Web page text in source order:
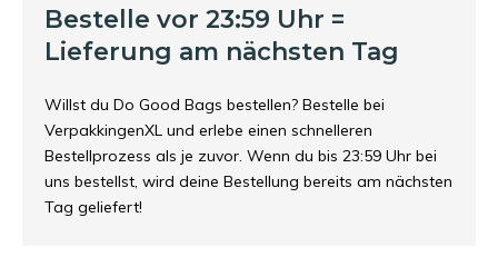
Bestelle vor 23:59 Uhr =
Lieferung am nächsten Tag
Willst du Do Good Bags bestellen? Bestelle bei
VerpakkingenXL und erlebe einen schnelleren
Bestellprozess als je zuvor. Wenn du bis 23:59 Uhr bei
uns bestellst, wird deine Bestellung bereits am nächsten
Tag geliefert!